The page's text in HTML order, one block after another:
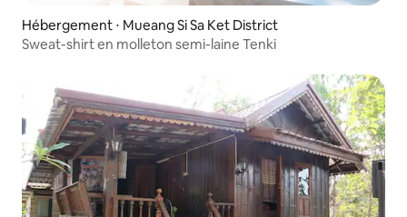
Hébergement ⋅ Mueang Si Sa Ket District
Sweat-shirt en molleton semi-laine Tenki